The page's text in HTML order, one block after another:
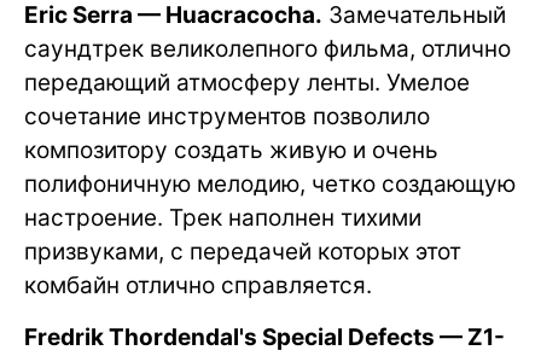
Eric Serra — Huacracocha. Замечательный
саундтрек великолепного фильма, отлично
передающий атмосферу ленты. Умелое
сочетание инструментов позволило
композитору создать живую и очень
полифоничную мелодию, четко создающую
настроение. Трек наполнен тихими
призвуками, с передачей которых этот
комбайн отлично справляется.
Fredrik Thordendal's Special Defects — Z1-